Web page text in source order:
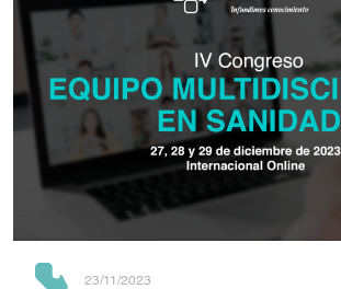
23/11/2023